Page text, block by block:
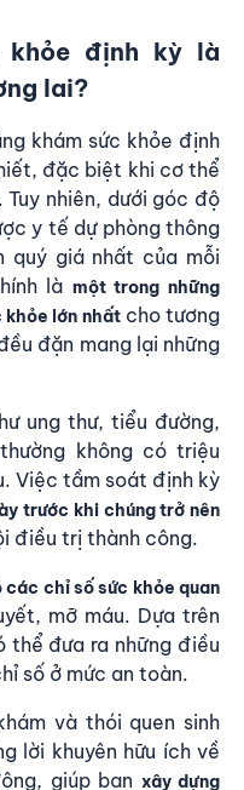
khỏe định kỳ là
lai?
khám sức khỏe định
đặc biệt khi cơ thể
nhiên, dưới góc độ
y tế dự phòng thông
quý giá nhất của mỗi
là một trong những
khỏe lớn nhấtcho tương
đặn mang lại những
ung thư, tiểu đường,
không có triệu
Việc tầm soát định kỳ
trước khi chúng trở nên
điều trị thành công.
các chỉ số sức khỏe quan
mỡ máu. Dựa trên
thể đưa ra những điều
số ở mức an toàn.
và thói quen sinh
lời khuyên hữu ích về
giúp bạn xây dựng